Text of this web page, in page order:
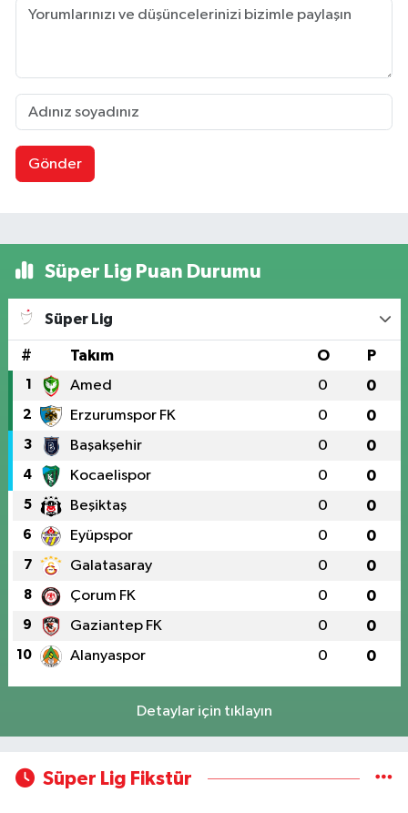
Gönder
Süper Lig Puan Durumu
Süper Lig
# Takım O P
1 Amed 0 0
2 Erzurumspor FK 0 0
3 Başakşehir 0 0
4 Kocaelispor 0 0
5 Beşiktaş 0 0
6 Eyüpspor 0 0
7 Galatasaray 0 0
8 Çorum FK 0 0
9 Gaziantep FK 0 0
10 Alanyaspor 0 0
Detaylar için tıklayın
Süper Lig Fikstür